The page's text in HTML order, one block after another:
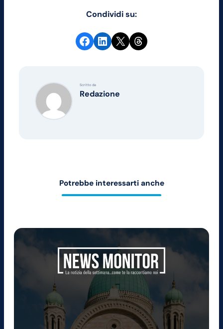
Condividi su:
Condividi su Facebook Condividi su LinkedIn Condividi su X Share on Threads
Scritto da
Redazione
Potrebbe interessarti anche